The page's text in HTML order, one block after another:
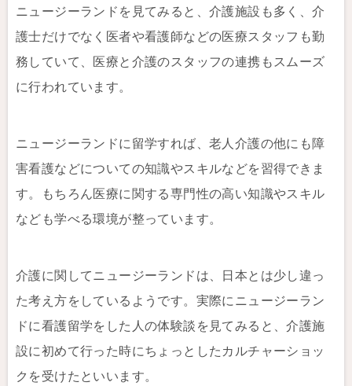
ニュージーランドを見てみると、介護施設も多く、介
護士だけでなく医者や看護師などの医療スタッフも勤
務していて、医療と介護のスタッフの連携もスムーズ
に行われています。
ニュージーランドに留学すれば、老人介護の他にも障
害看護などについての知識やスキルなどを習得できま
す。もちろん医療に関する専門性の高い知識やスキル
なども学べる環境が整っています。
介護に関してニュージーランドは、日本とは少し違っ
た考え方をしているようです。実際にニュージーラン
ドに看護留学をした人の体験談を見てみると、介護施
設に初めて行った時にちょっとしたカルチャーショッ
クを受けたといいます。